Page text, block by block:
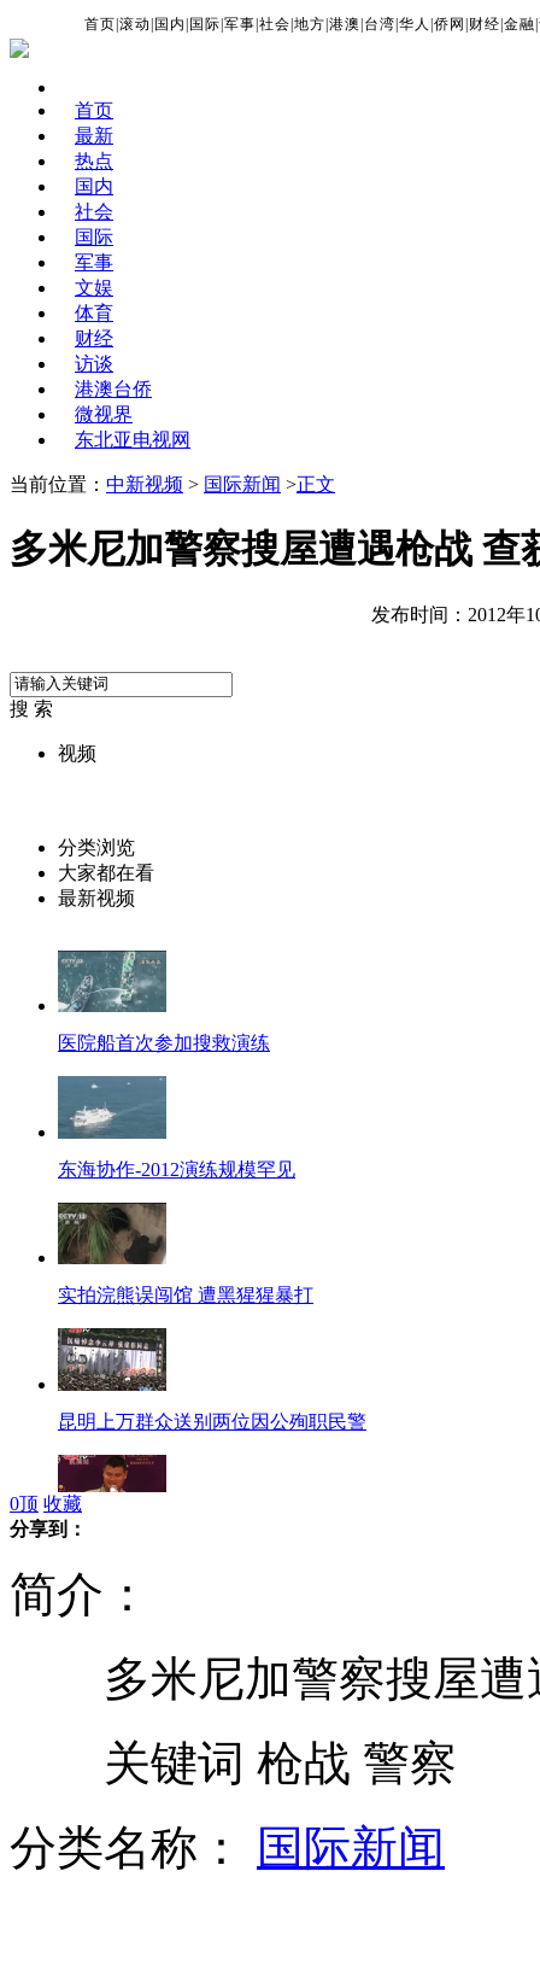
首页 |滚动 国内 国际 |军事 |社会 |地方 |港澳 台湾 |华人 |侨网 财经 |金融 |
首页
最新
热点
国内
社会
国际
军事
文娱
体育
财经
访谈
港澳台侨
微视界
东北亚电视网
当前位置： 中新视频 > 国际新闻 >正文
多米尼加警察搜屋遭遇枪战 查
发布时间：2012年
搜 索
视频
分类浏览
大家都在看
最新视频
医院船首次参加搜救演练
东海协作-2012演练规模罕见
实拍浣熊误闯馆 遭黑猩猩暴打
昆明上万群众送别两位因公殉职民警
冯小刚:现在打高尔夫比拍电影更快乐
0顶 收藏
分享到：
简介：
多米尼加警察搜屋遭
关键词 枪战 警察
分类名称：
国际新闻